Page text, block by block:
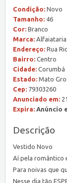
Condição: Novo
Tamanho: 46
Cor: Branco
Marca: Alfaiataria
Endereço: Rua
Bairro: Centro
Cidade: Corumbá
Estado: Mato
Cep: 79303260
Anunciado em:
Expira: Anúncio
Descrição
Vestido Novo
Aí pela romântico
Para noivas que
Nesse dia tão